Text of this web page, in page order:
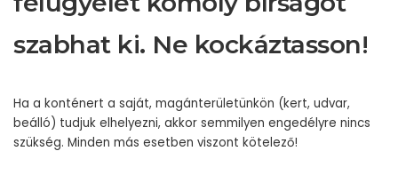
szabhat ki. Ne kockáztasson!
Ha a konténert a saját, magánterületünkön (kert, udvar,
beálló) tudjuk elhelyezni, akkor semmilyen engedélyre nincs
szükség. Minden más esetben viszont kötelező!